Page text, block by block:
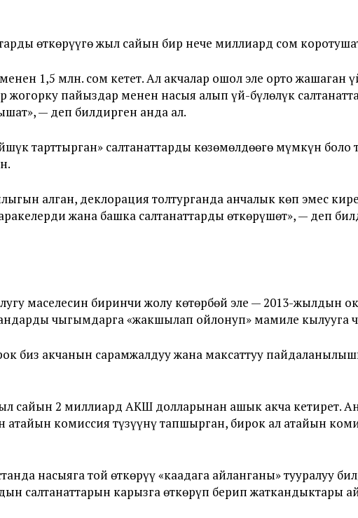
өткөрүүгө жыл сайын бир нече миллиард сом
1,5 млн. сом кетет. Ал акчалар ошол эле орто жашаган
пайыздар менен насыя алып үй-бүлөлүк
— деп билдирген анда ал.
тарттырган» салтанаттарды көзөмөлдөөгө мүмкүн боло
алган, деклорация толтурганда анчалык көп эмес
жана башка салтанаттарды өткөрүшөт», — деп
маселесин биринчи жолу көтөрбөй эле — 2013-жылдын
чыгымдарга «жакшылап ойлонуп» мамиле кылууга
биз акчанын сарамжалдуу жана максаттуу
сайын 2 миллиард АКШ долларынан ашык акча кетирет.
комиссия түзүүнү тапшырган, бирок ал атайын
насыяга той өткөрүү «каадага айланганы» тууралуу
салтанаттарын карызга өткөрүп берип жаткандыктары